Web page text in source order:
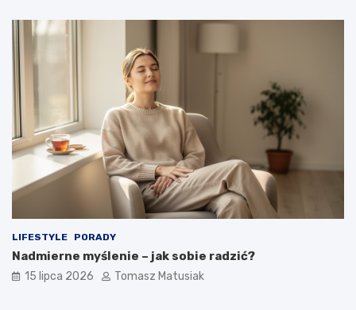
LIFESTYLE PORADY
Nadmierne myślenie – jak sobie radzić?
15 lipca 2026 Tomasz Matusiak